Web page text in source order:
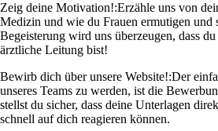
Zeig deine Motivation!:Erzähle uns von
Medizin und wie du Frauen ermutigen und
Begeisterung wird uns überzeugen, dass
ärztliche Leitung bist!
Bewirb dich über unsere Website!:Der
unseres Teams zu werden, ist die
stellst du sicher, dass deine Unterlagen
schnell auf dich reagieren können.